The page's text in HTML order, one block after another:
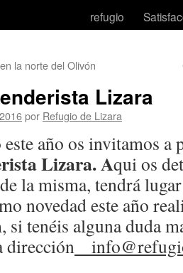
refugio
la norte del Olivón
Lizara
por Refugio de Lizara
este año os invitamos
Lizara. Aqui os
la misma, tendrá
novedad este año
si tenéis alguna duda
dirección